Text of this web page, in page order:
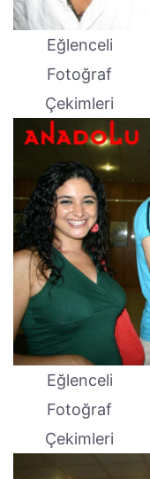
Eğlenceli
Fotoğraf
Çekimleri
Eğlenceli
Fotoğraf
Çekimleri